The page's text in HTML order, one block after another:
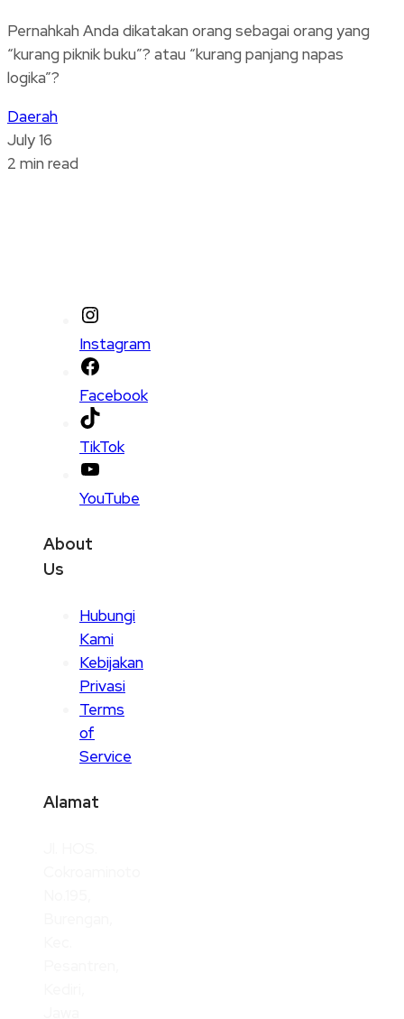
Pernahkah Anda dikatakan orang sebagai orang yang
“kurang piknik buku”? atau “kurang panjang napas
logika”?
Daerah
July 16
2 min read
Instagram
Facebook
TikTok
YouTube
About
Us
Hubungi
Kami
Kebijakan
Privasi
Terms
of
Service
Alamat